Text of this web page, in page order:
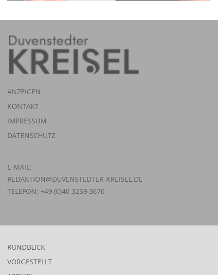
ANZEIGEN
KONTAKT
IMPRESSUM
DATENSCHUTZ
E-MAIL:
REDAKTION@DUVENSTEDTER-KREISEL.DE
TELEFON: +49 (0)40 3259 3670
RUNDBLICK
VORGESTELLT